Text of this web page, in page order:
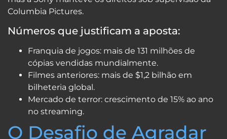
Columbia Pictures.
Números que justificam a aposta:
Franquia de jogos: mais de 131 milhões de
cópias vendidas mundialmente.
Filmes anteriores: mais de $1,2 bilhão em
bilheteria global.
Mercado de terror: crescimento de 15% ao ano
no streaming.
O Desafio de Agradar